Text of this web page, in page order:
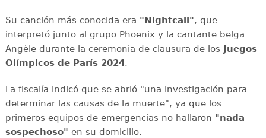
Su canción más conocida era "Nightcall", que
interpretó junto al grupo Phoenix y la cantante belga
Angèle durante la ceremonia de clausura de los Juegos
Olímpicos de París 2024.
La fiscalía indicó que se abrió "una investigación para
determinar las causas de la muerte", ya que los
primeros equipos de emergencias no hallaron "nada
sospechoso" en su domicilio.